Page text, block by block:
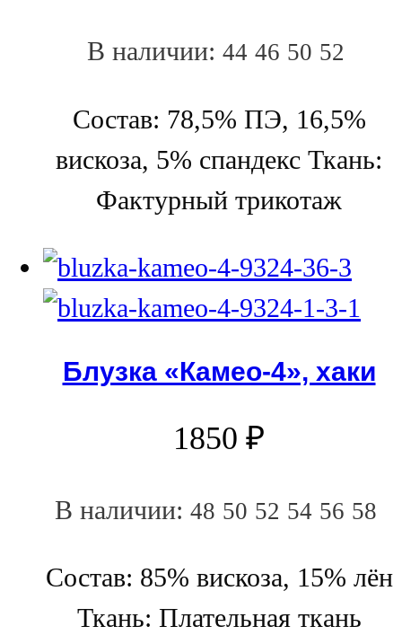
В наличии: 44 46 50 52
Состав: 78,5% ПЭ, 16,5%
вискоза, 5% спандекс Ткань:
Фактурный трикотаж
Блузка «Камео-4», хаки
1850 ₽
В наличии: 48 50 52 54 56 58
Состав: 85% вискоза, 15% лён
Ткань: Плательная ткань